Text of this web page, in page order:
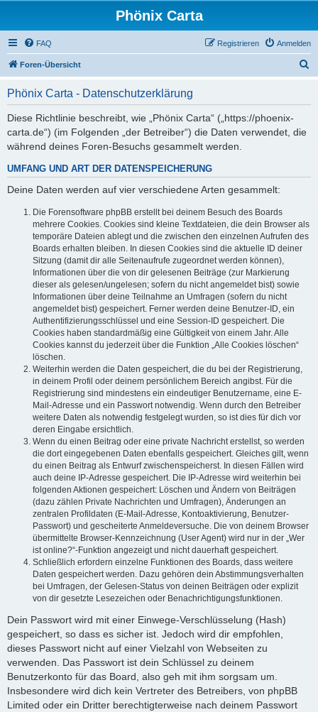
Phönix Carta
FAQ Anmelden
Registrieren
Foren-Übersicht
Phönix Carta - Datenschutzerklärung
Diese Richtlinie beschreibt, wie „Phönix Carta“ („https://phoenix-
carta.de“) (im Folgenden „der Betreiber“) die Daten verwendet, die
während deines Foren-Besuchs gesammelt werden.
UMFANG UND ART DER DATENSPEICHERUNG
Deine Daten werden auf vier verschiedene Arten gesammelt:
Die Forensoftware phpBB erstellt bei deinem Besuch des Boards
mehrere Cookies. Cookies sind kleine Textdateien, die dein Browser als
temporäre Dateien ablegt und die zwischen den einzelnen Aufrufen des
Boards erhalten bleiben. In diesen Cookies sind die aktuelle ID deiner
Sitzung (damit dir alle Seitenaufrufe zugeordnet werden können),
Informationen über die von dir gelesenen Beiträge (zur Markierung
dieser als gelesen/ungelesen; sofern du nicht angemeldet bist) sowie
Informationen über deine Teilnahme an Umfragen (sofern du nicht
angemeldet bist) gespeichert. Ferner werden deine Benutzer-ID, ein
Authentifizierungsschlüssel und eine Session-ID gespeichert. Die
Cookies haben standardmäßig eine Gültigkeit von einem Jahr. Alle
Cookies kannst du jederzeit über die Funktion „Alle Cookies löschen“
löschen.
Weiterhin werden die Daten gespeichert, die du bei der Registrierung,
in deinem Profil oder deinem persönlichem Bereich angibst. Für die
Registrierung sind mindestens ein eindeutiger Benutzername, eine E-
Mail-Adresse und ein Passwort notwendig. Wenn durch den Betreiber
weitere Daten als notwendig festgelegt wurden, so ist dies für dich vor
deren Eingabe ersichtlich.
Wenn du einen Beitrag oder eine private Nachricht erstellst, so werden
die dort eingegebenen Daten ebenfalls gespeichert. Gleiches gilt, wenn
du einen Beitrag als Entwurf zwischenspeicherst. In diesen Fällen wird
auch deine IP-Adresse gespeichert. Die IP-Adresse wird weiterhin bei
folgenden Aktionen gespeichert: Löschen und Ändern von Beiträgen
(dazu zählen Private Nachrichten und Umfragen), Änderungen an
zentralen Profildaten (E-Mail-Adresse, Kontoaktivierung, Benutzer-
Passwort) und gescheiterte Anmeldeversuche. Die von deinem Browser
übermittelte Browser-Kennzeichnung (User Agent) wird nur in der „Wer
ist online?“-Funktion angezeigt und nicht dauerhaft gespeichert.
Schließlich erfordern einzelne Funktionen des Boards, dass weitere
Daten gespeichert werden. Dazu gehören dein Abstimmungsverhalten
bei Umfragen, der Gelesen-Status von deinen Beiträgen oder explizit
von dir gesetzte Lesezeichen oder Benachrichtigungsfunktionen.
Dein Passwort wird mit einer Einwege-Verschlüsselung (Hash)
gespeichert, so dass es sicher ist. Jedoch wird dir empfohlen,
dieses Passwort nicht auf einer Vielzahl von Webseiten zu
verwenden. Das Passwort ist dein Schlüssel zu deinem
Benutzerkonto für das Board, also geh mit ihm sorgsam um.
Insbesondere wird dich kein Vertreter des Betreibers, von phpBB
Limited oder ein Dritter berechtigterweise nach deinem Passwort